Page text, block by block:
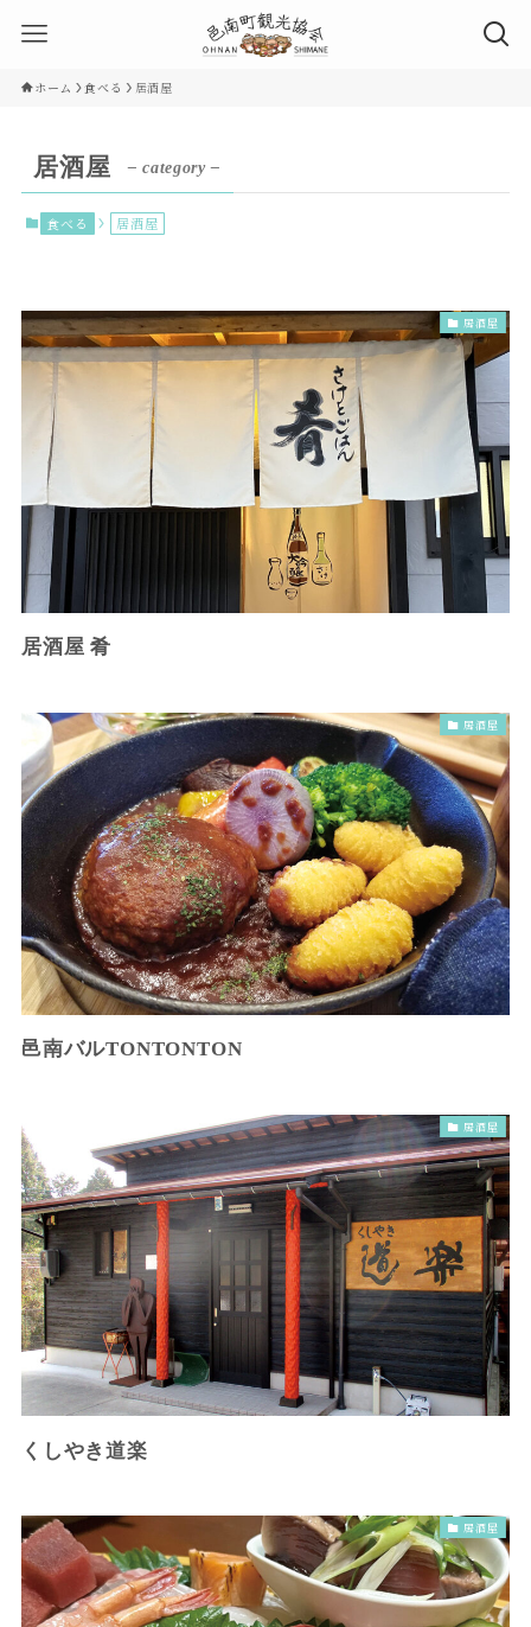
ホーム 食べる 居酒屋
居酒屋 – category –
食べる 居酒屋
居酒屋
居酒屋 肴
居酒屋
邑南バルTONTONTON
居酒屋
くしやき道楽
居酒屋